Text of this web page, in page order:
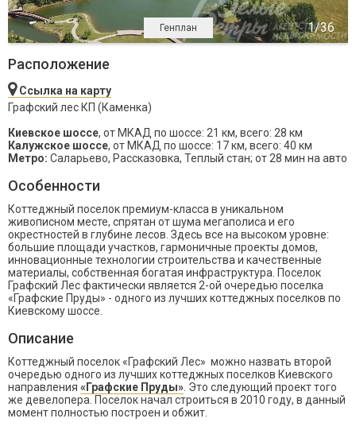
Генплан
Расположение
Ссылка на карту
Графский лес КП (Каменка)
Киевское шоссе, от МКАД по шоссе: 21 км, всего: 28 км
Калужское шоссе, от МКАД по шоссе: 17 км, всего: 40 км
Метро: Саларьево, Рассказовка, Теплый стан; от 28 мин на авто
Особенности
Коттеджный поселок премиум-класса в уникальном
живописном месте, спрятан от шума мегаполиса и его
окрестностей в глубине лесов. Здесь все на высоком уровне:
большие площади участков, гармоничные проекты домов,
инновационные технологии строительства и качественные
материалы, собственная богатая инфраструктура. Поселок
Графский Лес фактически является 2-ой очередью поселка
«Графские Пруды» - одного из лучших коттеджных поселков по
Киевскому шоссе.
Описание
Коттеджный поселок «Графский Лес» можно назвать второй
очередью одного из лучших коттеджных поселков Киевского
направления «Графские Пруды» . Это следующий проект того
же девелопера. Поселок начал строиться в 2010 году, в данный
момент полностью построен и обжит.